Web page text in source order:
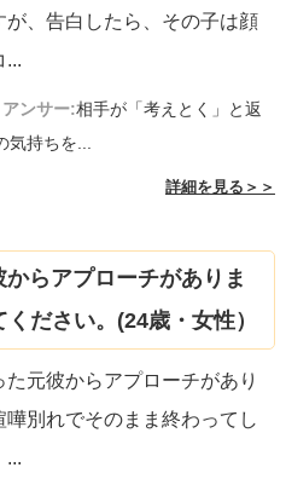
が、告白したら、その子は顔
...
ンサー:相手が「考えとく」と返
気持ちを...
詳細を見る＞＞
らアプローチがありま
ださい。(24歳・女性）
元彼からアプローチがあり
嘩別れでそのまま終わってし
...